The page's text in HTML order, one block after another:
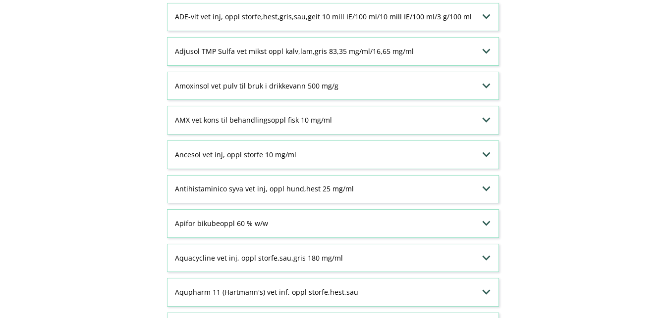
ADE-vit vet inj, oppl storfe,hest,gris,sau,geit 10 mill IE/100 ml/10 mill IE/100 ml/3 g/100 ml
Adjusol TMP Sulfa vet mikst oppl kalv,lam,gris 83,35 mg/ml/16,65 mg/ml
Amoxinsol vet pulv til bruk i drikkevann 500 mg/g
AMX vet kons til behandlingsoppl fisk 10 mg/ml
Ancesol vet inj, oppl storfe 10 mg/ml
Antihistaminico syva vet inj, oppl hund,hest 25 mg/ml
Apifor bikubeoppl 60 % w​/​w
Aquacycline vet inj, oppl storfe,sau,gris 180 mg/ml
Aqupharm 11 (Hartmann's) vet inf, oppl storfe,hest,sau